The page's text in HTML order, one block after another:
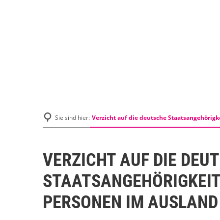
Sie sind hier: Verzicht auf die deutsche
VERZICHT AUF DIE
PERSONEN IM AUSLAND